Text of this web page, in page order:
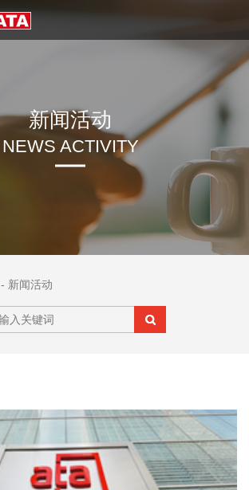
新闻活动
NEWS ACTIVITY
- 新闻活动